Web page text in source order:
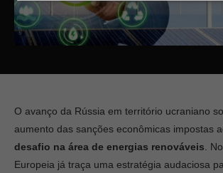
O avanço da Rússia em território ucraniano
aumento das sanções econômicas impostas
desafio na área de energias renováveis .
Europeia já traça uma estratégia audaciosa